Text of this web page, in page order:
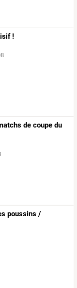
!
de coupe du
poussins /